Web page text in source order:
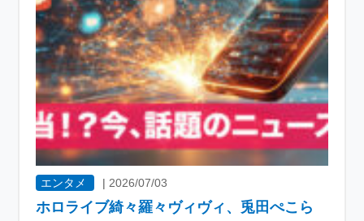
エンタメ | 2026/07/03
ホロライブ綺々羅々ヴィヴィ、兎田ぺこら